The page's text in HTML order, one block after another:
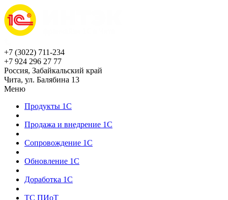
+7 (3022) 711-234
+7 924 296 27 77
Россия, Забайкальский край
Чита, ул. Балябина 13
Меню
Продукты 1С
Продажа и внедрение 1С
Сопровождение 1С
Обновление 1С
Доработка 1С
ТС ПИоТ